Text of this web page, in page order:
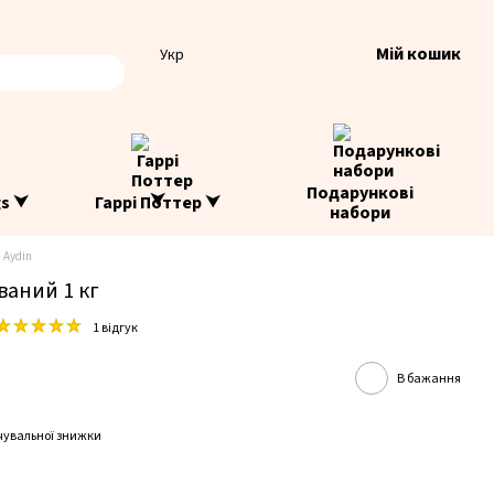
Укр Мій кошик
⮟ Гаррі Поттер ⮟
Подарункові
набори
Aydin
1 кг
1 відгук
В бажання
знижки